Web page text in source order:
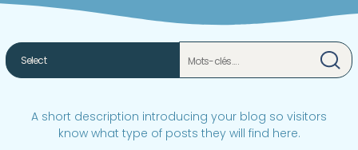
A short description introducing your blog so visitors
know what type of posts they will find here.